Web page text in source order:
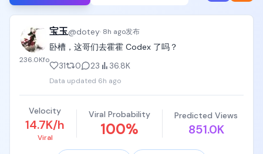
236.0Kfo
宝玉@dotey· 8h ago发布
卧槽，这哥们去霍霍 Codex 了吗？
31
0 23 36.8K
Data updated 6h ago
Velocity
14.7K/h
Viral
Viral Probability
100%
Predicted Views
851.0K